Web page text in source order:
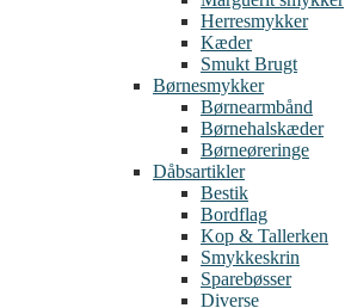
Herresmykker
Kæder
Smukt Brugt
Børnesmykker
Børnearmbånd
Børnehalskæder
Børneøreringe
Dåbsartikler
Bestik
Bordflag
Kop & Tallerken
Smykkeskrin
Sparebøsser
Diverse